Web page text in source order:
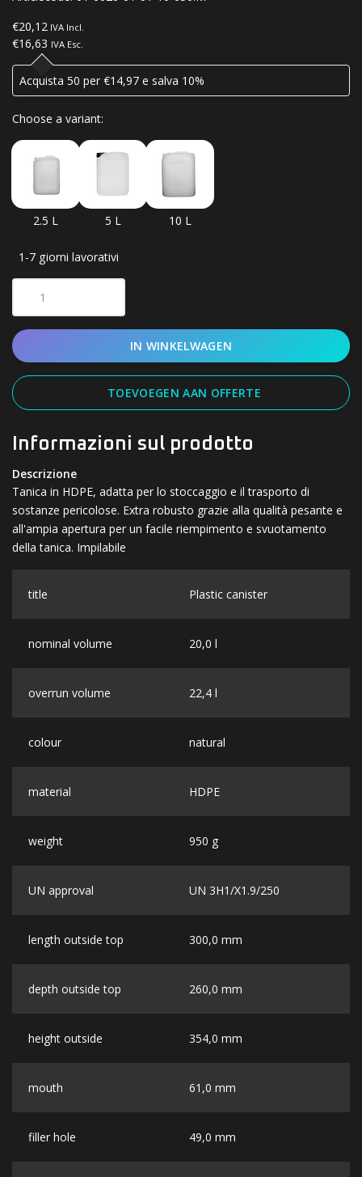
€20,12 IVA Incl.
€16,63 IVA Esc.
Acquista 50 per €14,97 e salva 10%
Choose a variant:
2.5 L 5 L 10 L
1-7 giorni lavorativi
IN WINKELWAGEN
TOEVOEGEN AAN OFFERTE
Informazioni sul prodotto
Descrizione
Tanica in HDPE, adatta per lo stoccaggio e il trasporto di
sostanze pericolose. Extra robusto grazie alla qualità pesante e
all'ampia apertura per un facile riempimento e svuotamento
della tanica. Impilabile
title Plastic canister
nominal volume 20,0 l
overrun volume 22,4 l
colour natural
material HDPE
weight 950 g
UN approval UN 3H1/X1.9/250
length outside top 300,0 mm
depth outside top 260,0 mm
height outside 354,0 mm
mouth 61,0 mm
filler hole 49,0 mm